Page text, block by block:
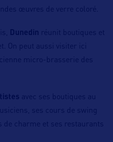
œuvres de verre coloré.
Dunedin réunit boutiques et
On peut aussi visiter ici
micro-brasserie des
avec ses boutiques au
ses cours de swing
de charme et ses restaurants